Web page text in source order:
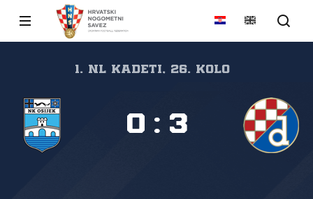
1. NL kadeti, 26. kolo
0 : 3